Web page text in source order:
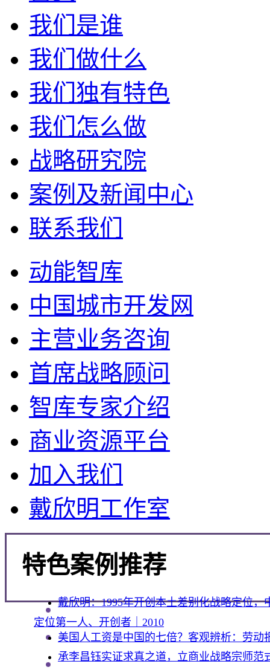
我们是谁
我们做什么
我们独有特色
我们怎么做
战略研究院
案例及新闻中心
联系我们
动能智库
中国城市开发网
主营业务咨询
首席战略顾问
智库专家介绍
商业资源平台
加入我们
戴欣明工作室
特色案例推荐
戴欣明：1995年开创本土差别化战略定位
定位第一人、开创者｜2010
美国人工资是中国的七倍？客观辨析：劳
承李昌钰实证求真之道，立商业战略宗师